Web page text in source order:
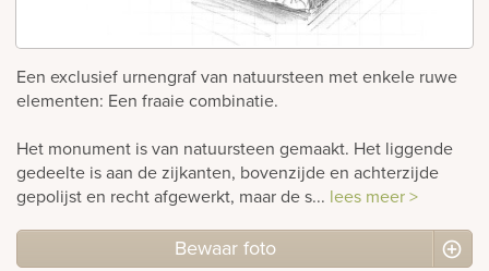
Een exclusief urnengraf van natuursteen met enkele ruwe
elementen: Een fraaie combinatie.
Het monument is van natuursteen gemaakt. Het liggende
gedeelte is aan de zijkanten, bovenzijde en achterzijde
gepolijst en recht afgewerkt, maar de s... lees meer >
Bewaar foto